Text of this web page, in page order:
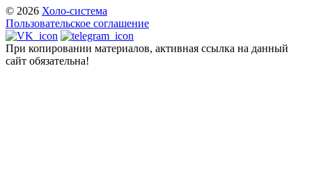
© 2026 Холо-система
Пользовательское соглашение
При копировании материалов, активная ссылка на данный
сайт обязательна!